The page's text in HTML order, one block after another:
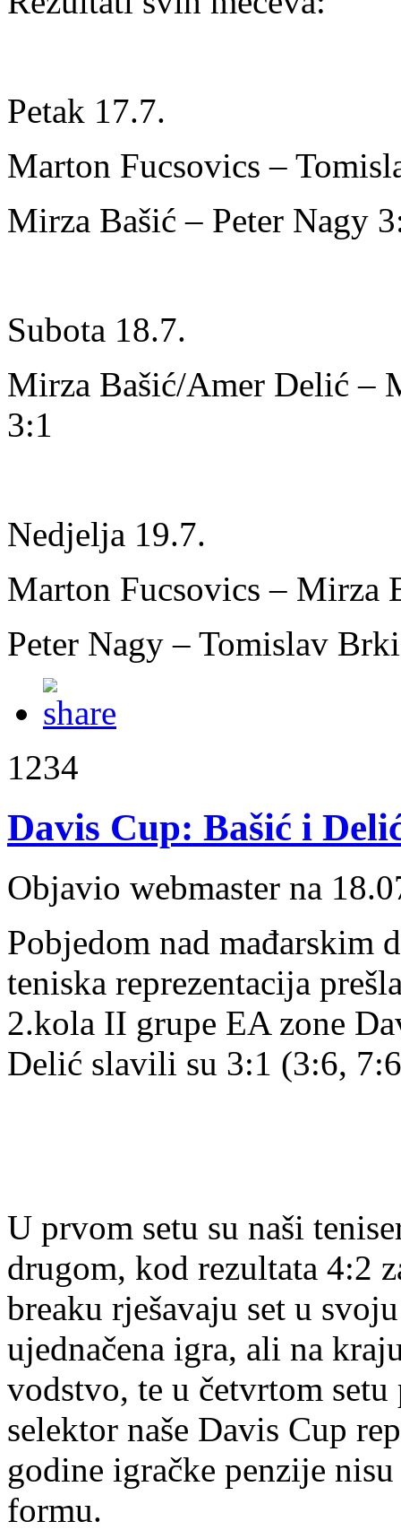
Petak 17.7.
Marton Fucsovics –
Mirza Bašić – Peter Nagy
Subota 18.7.
Mirza Bašić/Amer Delić –
3:1
Nedjelja 19.7.
Marton Fucsovics – Mirza
Peter Nagy – Tomislav
1234
Davis Cup: Bašić i
Objavio webmaster na
Pobjedom nad mađarskim
teniska reprezentacija
2.kola II grupe EA zone
Delić slavili su 3:1 (3:6,
U prvom setu su naši
drugom, kod rezultata 4:2
breaku rješavaju set u
ujednačena igra, ali na
vodstvo, te u četvrtom
selektor naše Davis Cup
godine igračke penzije
formu.